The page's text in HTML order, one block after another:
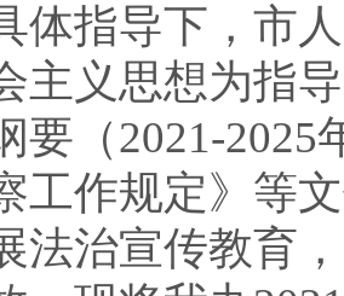
体指导下，市
主义思想为指
要（2021-
工作规定》等
法治宣传教育